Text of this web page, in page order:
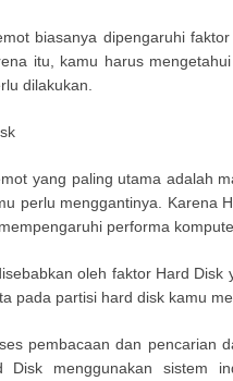
biasanya dipengaruhi
itu, kamu harus
dilakukan.
yang paling utama adalah
perlu menggantinya. Karena
performa
oleh faktor Hard
pada partisi hard disk kamu
pembacaan dan pencarian
Disk menggunakan sistem